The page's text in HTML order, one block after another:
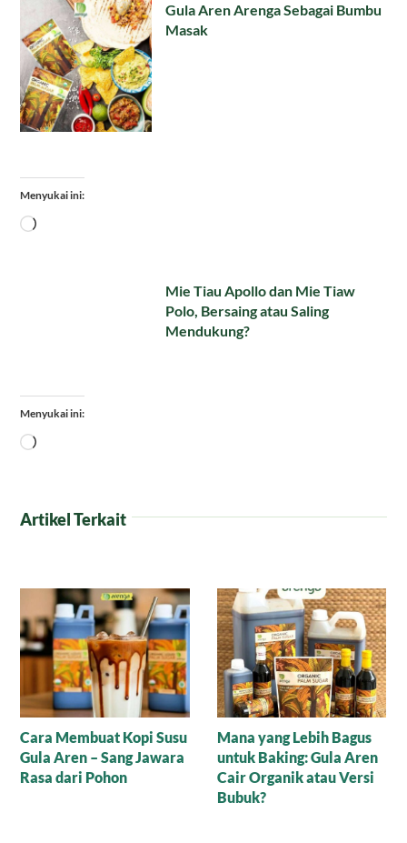
Gula Aren Arenga Sebagai Bumbu
Masak
Menyukai ini:
Memuat...
Mie Tiau Apollo dan Mie Tiaw
Polo, Bersaing atau Saling
Mendukung?
Menyukai ini:
Memuat...
Artikel Terkait
Cara Membuat Kopi Susu
Gula Aren – Sang Jawara
Rasa dari Pohon
Mana yang Lebih Bagus
untuk Baking: Gula Aren
Cair Organik atau Versi
Bubuk?